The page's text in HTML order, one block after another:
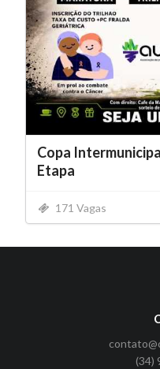
Copa
Etapa
171 Vagas
(34)